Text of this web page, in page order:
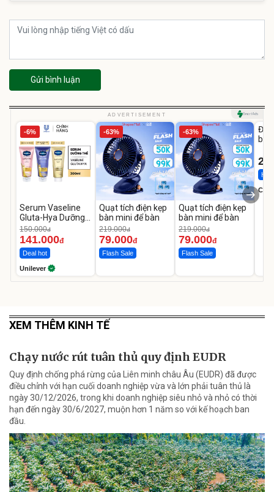
Gửi bình luận
ADVERTISEMENT
-6%
Serum Vaseline
Gluta-Hya Dưỡng
Da Sáng Mịn Sau 7
Ngày
150.000đ
141.000đ
Deal hot
Unilever
-63%
Quạt tích điện kẹp
bàn mini để bàn
219.000đ
79.000đ
Flash Sale
-63%
Quạt tích điện kẹp
bàn mini để bàn
219.000đ
79.000đ
Flash Sale
Đai
bé
Hot
XEM THÊM KINH TẾ
Chạy nước rút tuân thủ quy định EUDR
Quy định chống phá rừng của Liên minh châu Âu (EUDR) đã được
điều chỉnh với hạn cuối doanh nghiệp vừa và lớn phải tuân thủ là
ngày 30/12/2026, trong khi doanh nghiệp siêu nhỏ và nhỏ có thời
hạn đến ngày 30/6/2027, muộn hơn 1 năm so với kế hoạch ban
đầu.